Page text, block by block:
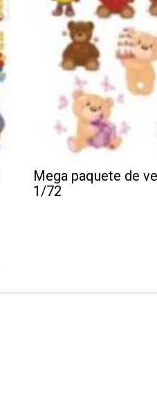
Mega paquete de
1/72